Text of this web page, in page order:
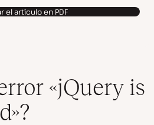
d
e
el artículo en PDF
«jQuery is